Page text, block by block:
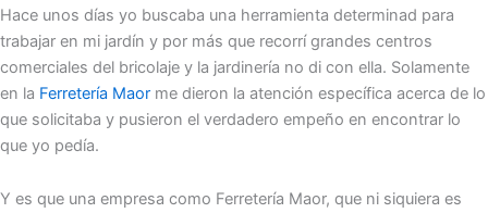
Hace unos días yo buscaba una herramienta determinad para
trabajar en mi jardín y por más que recorrí grandes centros
comerciales del bricolaje y la jardinería no di con ella. Solamente
en la Ferretería Maor me dieron la atención específica acerca de lo
que solicitaba y pusieron el verdadero empeño en encontrar lo
que yo pedía.
Y es que una empresa como Ferretería Maor, que ni siquiera es